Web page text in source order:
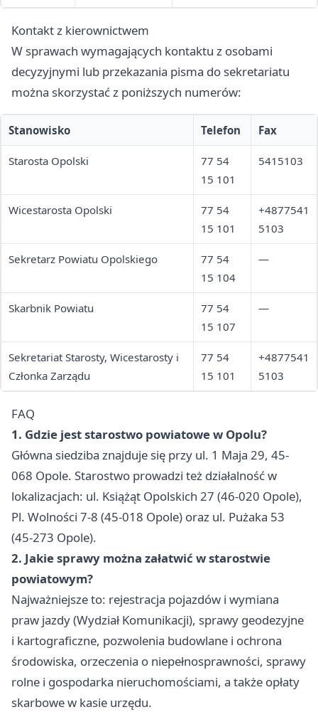
Kontakt z kierownictwem
W sprawach wymagających kontaktu z osobami
decyzyjnymi lub przekazania pisma do sekretariatu
można skorzystać z poniższych numerów:
Stanowisko Telefon Fax
Starosta Opolski
77 54
15 101
5415103
Wicestarosta Opolski
77 54
15 101
+4877541
5103
Sekretarz Powiatu Opolskiego
77 54
15 104
—
Skarbnik Powiatu
77 54
15 107
—
Sekretariat Starosty, Wicestarosty i
Członka Zarządu
77 54
15 101
+4877541
5103
FAQ
1. Gdzie jest starostwo powiatowe w Opolu?
Główna siedziba znajduje się przy ul. 1 Maja 29, 45-
068 Opole. Starostwo prowadzi też działalność w
lokalizacjach: ul. Książąt Opolskich 27 (46-020 Opole),
Pl. Wolności 7-8 (45-018 Opole) oraz ul. Pużaka 53
(45-273 Opole).
2. Jakie sprawy można załatwić w starostwie
powiatowym?
Najważniejsze to: rejestracja pojazdów i wymiana
praw jazdy (Wydział Komunikacji), sprawy geodezyjne
i kartograficzne, pozwolenia budowlane i ochrona
środowiska, orzeczenia o niepełnosprawności, sprawy
rolne i gospodarka nieruchomościami, a także opłaty
skarbowe w kasie urzędu.